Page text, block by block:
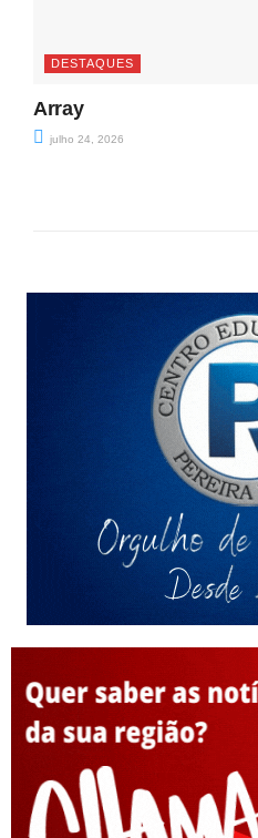
DESTAQUES
Array
julho 24, 2026